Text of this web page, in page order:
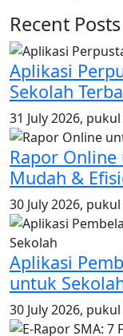
Recent Posts
Aplikasi
Sekolah
31 July 2026,
Rapor
Mudah &
30 July 2026,
Aplikasi
untuk
30 July 2026,